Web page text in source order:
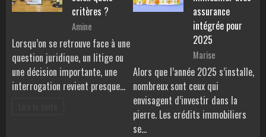
critères ?
Amine
Lorsqu’on se retrouve face à une
question juridique, un litige ou
une décision importante, une
interrogation revient presque…
assurance
intégrée pour
2025
Marise
Alors que l’année 2025 s’installe,
nombreux sont ceux qui
envisagent d’investir dans la
pierre. Les crédits immobiliers
se…